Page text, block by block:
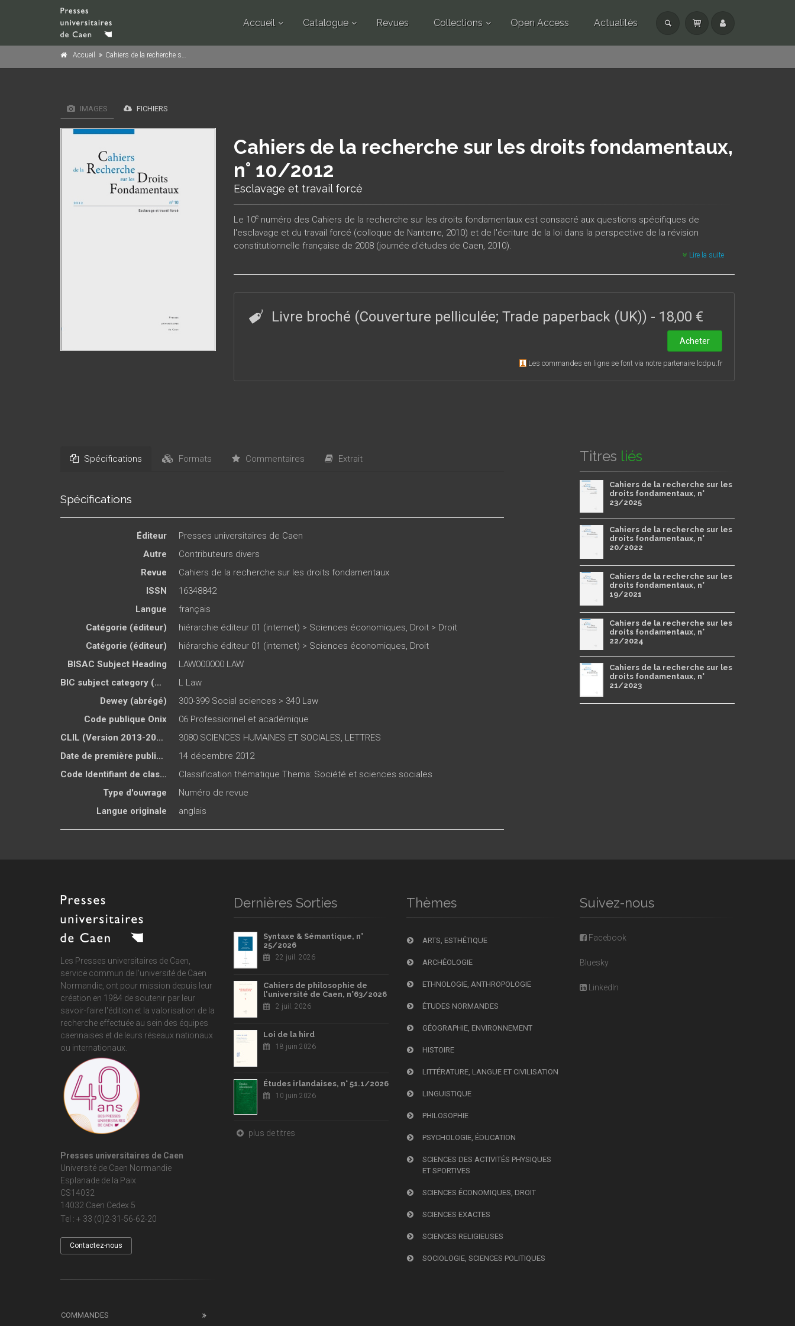
Accueil Catalogue Revues Collections Open Access Actualités
Accueil Cahiers de la recherche sur les droits fondamentaux, n° 10/2012
IMAGES FICHIERS
Cahiers de la recherche sur les droits fondamentaux,
n° 10/2012
Esclavage et travail forcé
Le 10enuméro des Cahiers de la recherche sur les droits fondamentaux est consacré aux questions spécifiques de
l'esclavage et du travail forcé (colloque de Nanterre, 2010) et de l'écriture de la loi dans la perspective de la révision
constitutionnelle française de 2008 (journée d'études de Caen, 2010).
Lire la suite
Livre broché (Couverture pelliculée; Trade paperback (UK)) - 18,00 €
Acheter
Les commandes en ligne se font via notre partenaire lcdpu.fr
Spécifications Formats Commentaires Extrait
Spécifications
Éditeur
Presses universitaires de Caen
Autre
Contributeurs divers
Revue
Cahiers de la recherche sur les droits fondamentaux
ISSN
16348842
Langue
français
Catégorie (éditeur)
hiérarchie éditeur 01 (internet) > Sciences économiques, Droit > Droit
Catégorie (éditeur)
hiérarchie éditeur 01 (internet) > Sciences économiques, Droit
BISAC Subject Heading
LAW000000 LAW
BIC subject category (UK)
L Law
Dewey (abrégé)
300-399 Social sciences > 340 Law
Code publique Onix
06 Professionnel et académique
CLIL (Version 2013-2019 )
3080 SCIENCES HUMAINES ET SOCIALES, LETTRES
Date de première publication du titre
14 décembre 2012
Code Identifiant de classement sujet
Classification thématique Thema: Société et sciences sociales
Type d'ouvrage
Numéro de revue
Langue originale
anglais
Titres liés
Cahiers de la recherche sur les
droits fondamentaux, n°
23/2025
Cahiers de la recherche sur les
droits fondamentaux, n°
20/2022
Cahiers de la recherche sur les
droits fondamentaux, n°
19/2021
Cahiers de la recherche sur les
droits fondamentaux, n°
22/2024
Cahiers de la recherche sur les
droits fondamentaux, n°
21/2023
Les Presses universitaires de Caen,
service commun de l'université de Caen
Normandie , ont pour mission depuis leur
création en 1984 de soutenir par leur
savoir-faire l'édition et la valorisation de la
recherche effectuée au sein des équipes
caennaises et de leurs réseaux nationaux
ou internationaux.
Presses universitaires de Caen
Université de Caen Normandie
Esplanade de la Paix
CS14032
14032 Caen Cedex 5
Tel : + 33 (0)2-31-56-62-20
Contactez-nous
COMMANDES
Dernières Sorties
Syntaxe & Sémantique, n°
25/2026
22 juil. 2026
Cahiers de philosophie de
l'université de Caen, n°63/2026
2 juil. 2026
Loi de la hird
18 juin 2026
Études irlandaises, n° 51.1/2026
10 juin 2026
plus de titres
Thèmes
ARTS, ESTHÉTIQUE
ARCHÉOLOGIE
ETHNOLOGIE, ANTHROPOLOGIE
ÉTUDES NORMANDES
GÉOGRAPHIE, ENVIRONNEMENT
HISTOIRE
LITTÉRATURE, LANGUE ET CIVILISATION
LINGUISTIQUE
PHILOSOPHIE
PSYCHOLOGIE, ÉDUCATION
SCIENCES DES ACTIVITÉS PHYSIQUES
ET SPORTIVES
SCIENCES ÉCONOMIQUES, DROIT
SCIENCES EXACTES
SCIENCES RELIGIEUSES
SOCIOLOGIE, SCIENCES POLITIQUES
Suivez-nous
Facebook
Bluesky
LinkedIn